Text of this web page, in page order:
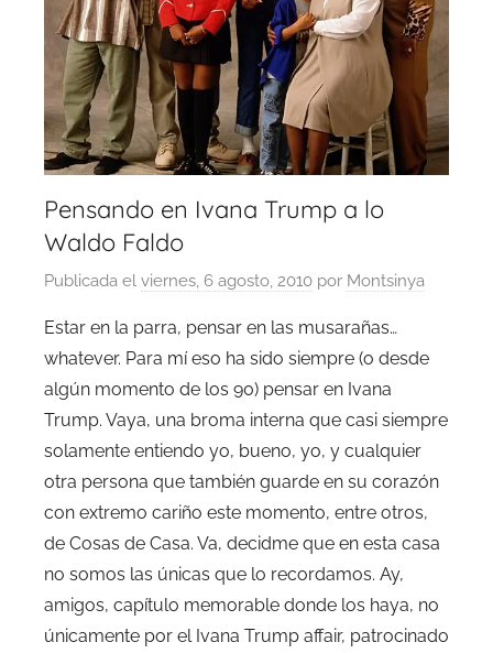
Pensando en Ivana Trump a lo
Waldo Faldo
Publicada el viernes, 6 agosto, 2010 por Montsinya
Estar en la parra, pensar en las musarañas…
whatever. Para mí eso ha sido siempre (o desde
algún momento de los 90) pensar en Ivana
Trump. Vaya, una broma interna que casi siempre
solamente entiendo yo, bueno, yo, y cualquier
otra persona que también guarde en su corazón
con extremo cariño este momento, entre otros,
de Cosas de Casa. Va, decidme que en esta casa
no somos las únicas que lo recordamos. Ay,
amigos, capítulo memorable donde los haya, no
únicamente por el Ivana Trump affair, patrocinado